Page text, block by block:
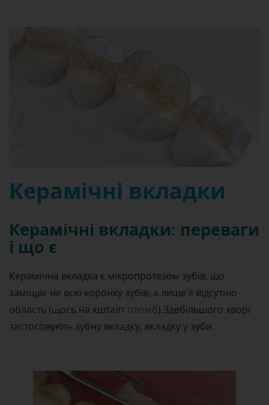
Керамічні вкладки
Керамічні вкладки: переваги
і що є
Керамічна вкладка є мікропротезом зубів, що
заміщає не всю коронку зубів, а лише її відсутню
область (щось на кшталт пломб).Здебільшого хворі
застосовують зубну вкладку, вкладку у зуби.